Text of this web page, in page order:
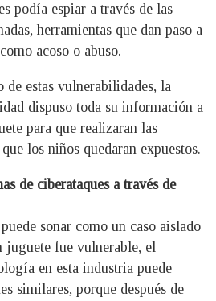
podía espiar a través de las
herramientas que dan paso a
acoso o abuso.
estas vulnerabilidades, la
dispuso toda su información a
para que realizaran las
los niños quedaran expuestos.
de ciberataques a través de
sonar como un caso aislado
juguete fue vulnerable, el
en esta industria puede
similares, porque después de